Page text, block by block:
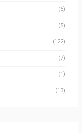
(5)
(5)
(122)
(7)
(1)
(13)